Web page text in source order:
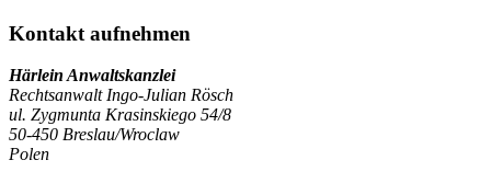
Kontakt aufnehmen
Härlein Anwaltskanzlei
Rechtsanwalt Ingo-Julian Rösch
ul. Zygmunta Krasinskiego 54/8
50-450 Breslau/Wroclaw
Polen